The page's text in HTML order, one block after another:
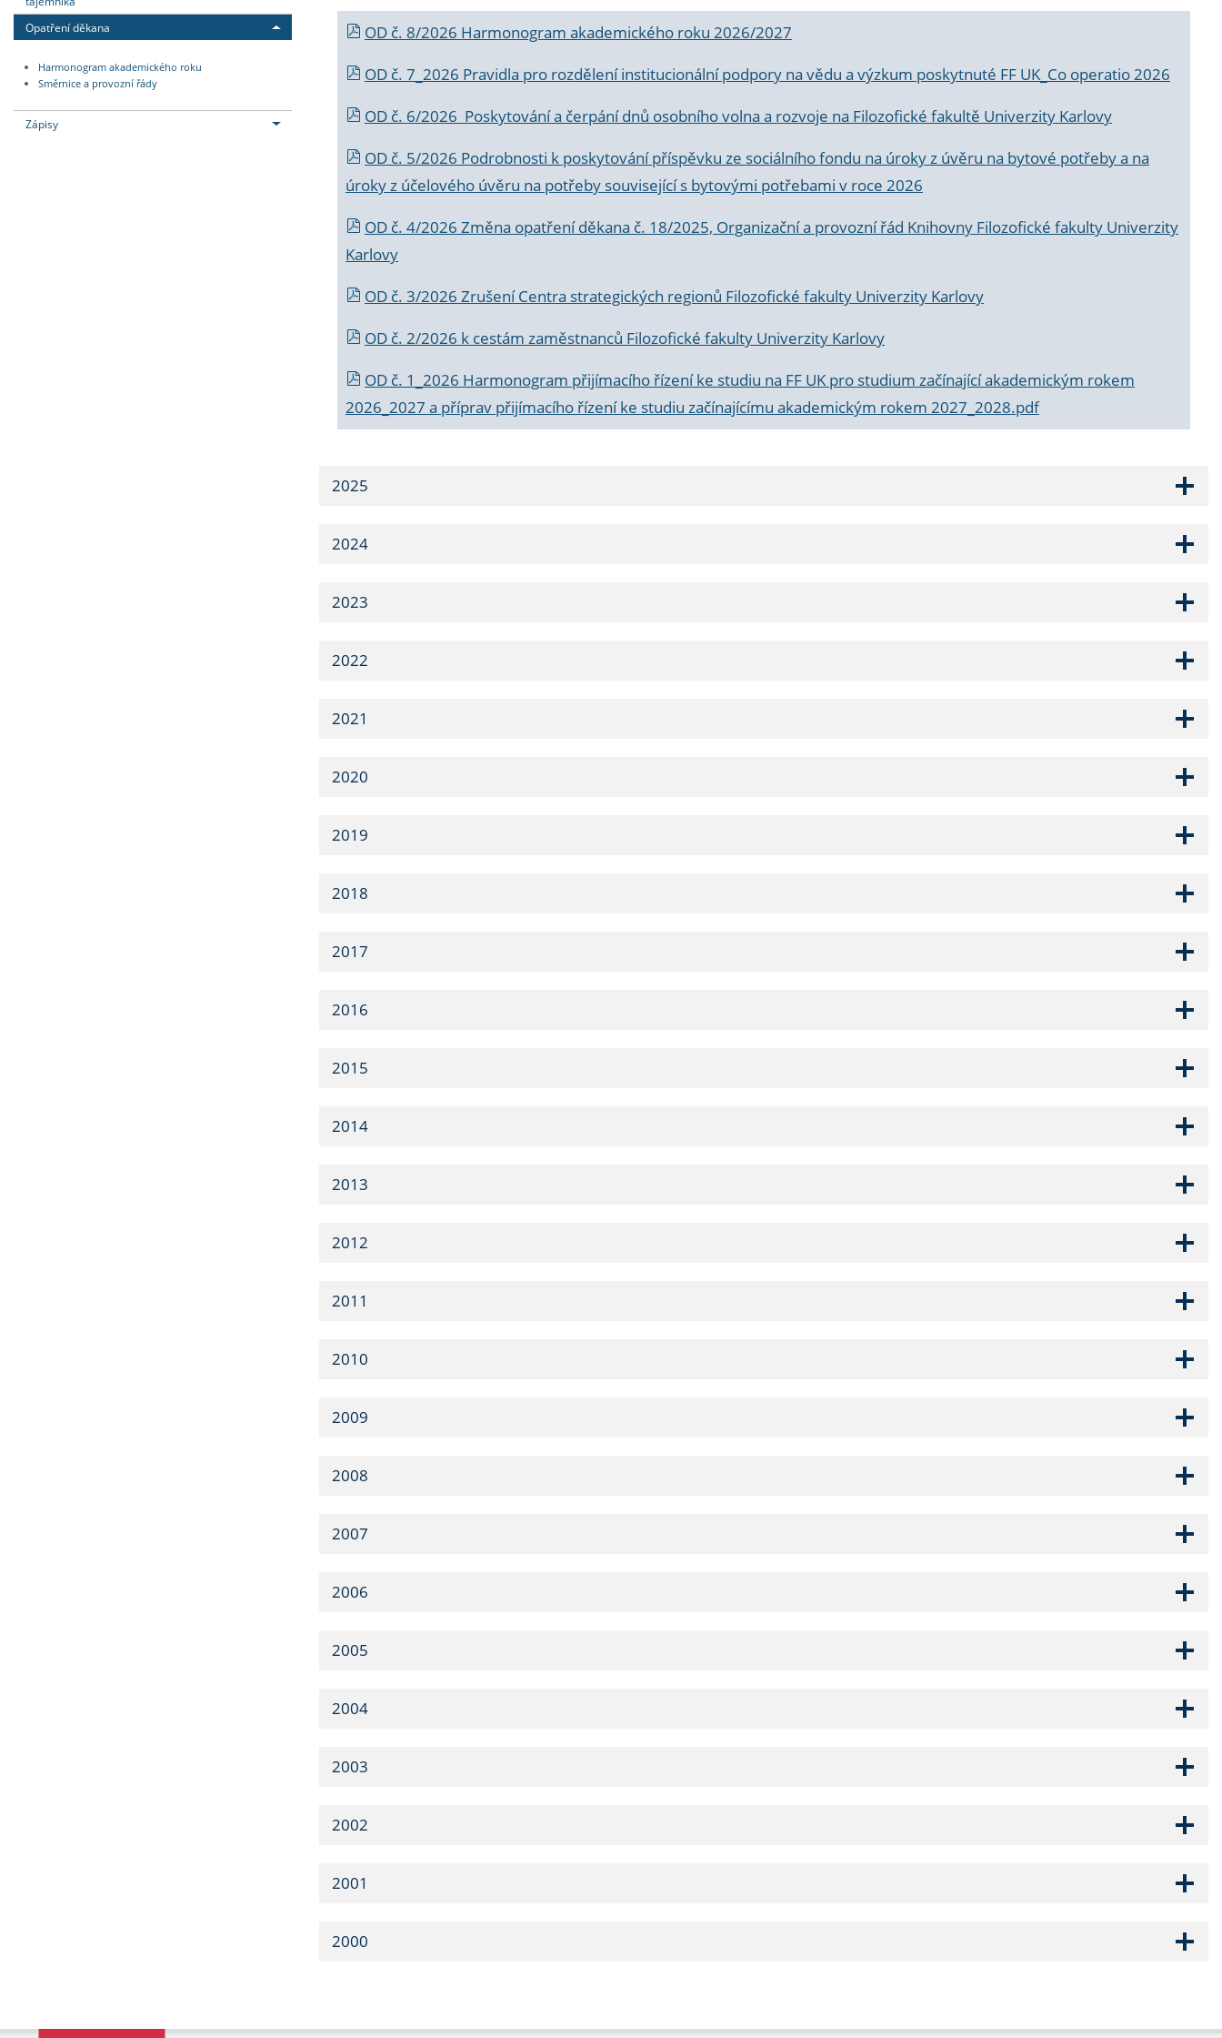
Opatření děkana
Harmonogram akademického roku
Směrnice a provozní řády
Zápisy
OD č. 8/2026 Harmonogram akademického roku 2026/2027
OD č. 7_2026 Pravidla pro rozdělení institucionální podpory na vědu a výzkum poskytnuté FF UK_Co operatio 2026
OD č. 6/2026 Poskytování a čerpání dnů osobního volna a rozvoje na Filozofické fakultě Univerzity Karlovy
OD č. 5/2026 Podrobnosti k poskytování příspěvku ze sociálního fondu na úroky z úvěru na bytové potřeby a na
úroky z účelového úvěru na potřeby související s bytovými potřebami v roce 2026
OD č. 4/2026 Změna opatření děkana č. 18/2025, Organizační a provozní řád Knihovny Filozofické fakulty Univerzity
Karlovy
OD č. 3/2026 Zrušení Centra strategických regionů Filozofické fakulty Univerzity Karlovy
OD č. 2/2026 k cestám zaměstnanců Filozofické fakulty Univerzity Karlovy
OD č. 1_2026 Harmonogram přijímacího řízení ke studiu na FF UK pro studium začínající akademickým rokem
2026_2027 a příprav přijímacího řízení ke studiu začínajícímu akademickým rokem 2027_2028.pdf
2025
2024
2023
2022
2021
2020
2019
2018
2017
2016
2015
2014
2013
2012
2011
2010
2009
2008
2007
2006
2005
2004
2003
2002
2001
2000